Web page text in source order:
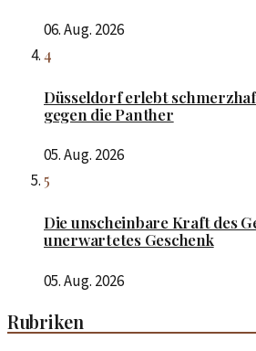
06. Aug. 2026
4
Düsseldorf erlebt
gegen die Panther
05. Aug. 2026
5
Die unscheinbare Kraft des
unerwartetes Geschenk
05. Aug. 2026
Rubriken